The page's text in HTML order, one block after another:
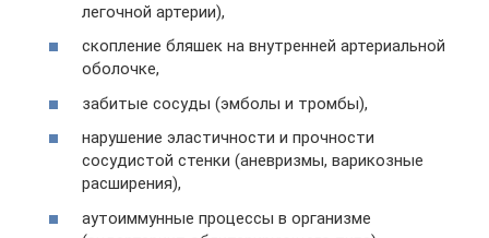
легочной артерии),
скопление бляшек на внутренней артериальной
оболочке,
забитые сосуды (эмболы и тромбы),
нарушение эластичности и прочности
сосудистой стенки (аневризмы, варикозные
расширения),
аутоиммунные процессы в организме